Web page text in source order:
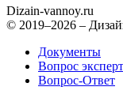
Dizain-vannoy.ru
© 2019–2026 –
Документы
Вопрос
Вопрос-Ответ